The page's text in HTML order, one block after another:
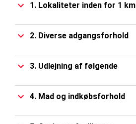
1. Lokaliteter inden for 1 km
2. Diverse adgangsforhold
3. Udlejning af følgende
4. Mad og indkøbsforhold